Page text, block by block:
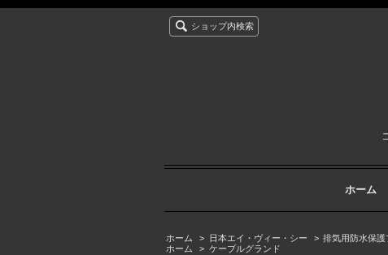
ショップ内検索
ホーム
ホーム > 日本エイ・ヴィー・シー > 排気用防水保護
ホーム
> ケーブルグランド